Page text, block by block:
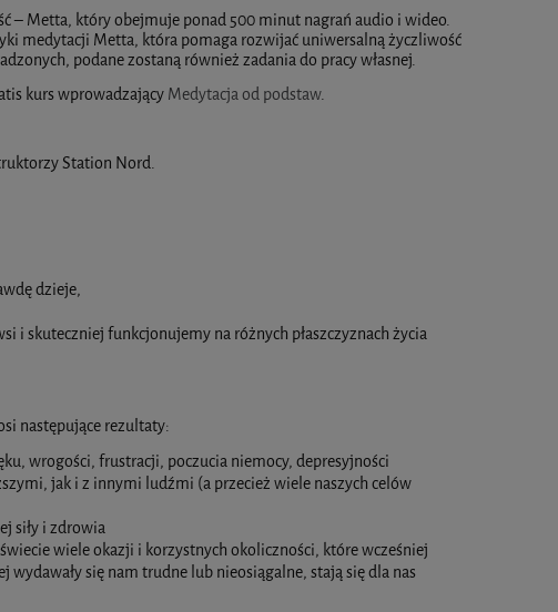
– Metta, który obejmuje ponad 500 minut nagrań audio i wideo.
medytacji Metta, która pomaga rozwijać uniwersalną życzliwość
podane zostaną również zadania do pracy własnej.
kurs wprowadzający Medytacja od podstaw.
Station Nord.
dzieje,
i skuteczniej funkcjonujemy na różnych płaszczyznach życia
następujące rezultaty:
wrogości, frustracji, poczucia niemocy, depresyjności
jak i z innymi ludźmi (a przecież wiele naszych celów
siły i zdrowia
wiele okazji i korzystnych okoliczności, które wcześniej
się nam trudne lub nieosiągalne, stają się dla nas